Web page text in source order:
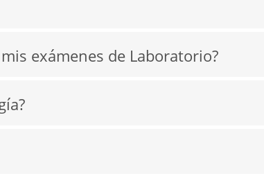
exámenes de Laboratorio?